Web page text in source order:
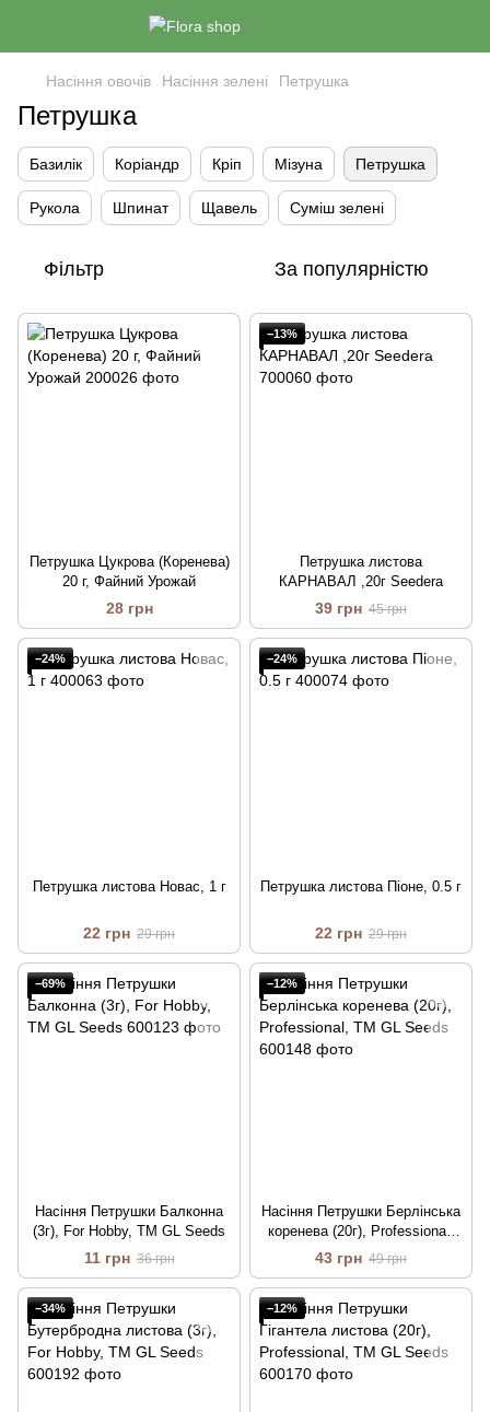
Насіння овочів Насіння зелені Петрушка
Петрушка
Базилік Коріандр Кріп Мізуна Петрушка
Рукола Шпинат Щавель Суміш зелені
Фільтр За популярністю
Петрушка Цукрова (Коренева)
20 г, Файний Урожай
28 грн
−13%
Петрушка листова
КАРНАВАЛ ,20г Seedera
39 грн 45 грн
−24%
Петрушка листова Новас, 1 г
22 грн 29 грн
−24%
Петрушка листова Піоне, 0.5 г
22 грн 29 грн
−69%
Насіння Петрушки Балконна
(3г), For Hobby, TM GL Seeds
11 грн 36 грн
−12%
Насіння Петрушки Берлiнська
коренева (20г), Professional,
TM GL Seeds
43 грн 49 грн
−34% −12%